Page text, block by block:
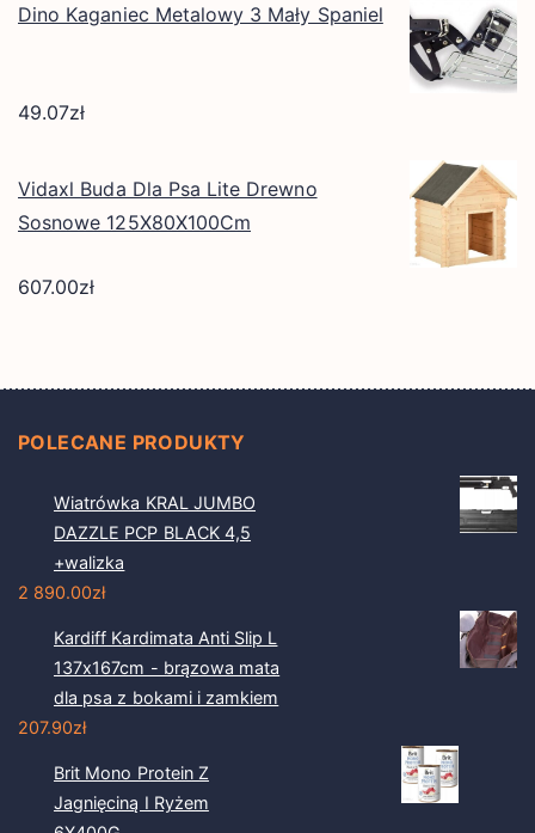
Dino Kaganiec Metalowy 3 Mały Spaniel
49.07zł
Vidaxl Buda Dla Psa Lite Drewno
Sosnowe 125X80X100Cm
607.00zł
POLECANE PRODUKTY
Wiatrówka KRAL JUMBO
DAZZLE PCP BLACK 4,5
+walizka
2 890.00zł
Kardiff Kardimata Anti Slip L
137x167cm - brązowa mata
dla psa z bokami i zamkiem
207.90zł
Brit Mono Protein Z
Jagnięciną I Ryżem